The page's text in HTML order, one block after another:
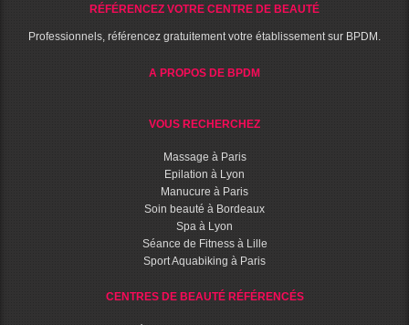
RÉFÉRENCEZ VOTRE CENTRE DE BEAUTÉ
Professionnels, référencez gratuitement votre établissement sur BPDM.
A PROPOS DE BPDM
VOUS RECHERCHEZ
Massage à Paris
Epilation à Lyon
Manucure à Paris
Soin beauté à Bordeaux
Spa à Lyon
Séance de Fitness à Lille
Sport Aquabiking à Paris
CENTRES DE BEAUTÉ RÉFÉRENCÉS